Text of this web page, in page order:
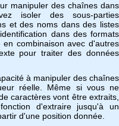
manipuler des chaînes dans
isoler des sous-parties
et des noms dans des listes
dans des formats
combinaison avec d'autres
pour traiter des données
à manipuler des chaînes
réelle. Même si vous ne
caractères vont être extraits,
d'extraire jusqu'à un
d'une position donnée.